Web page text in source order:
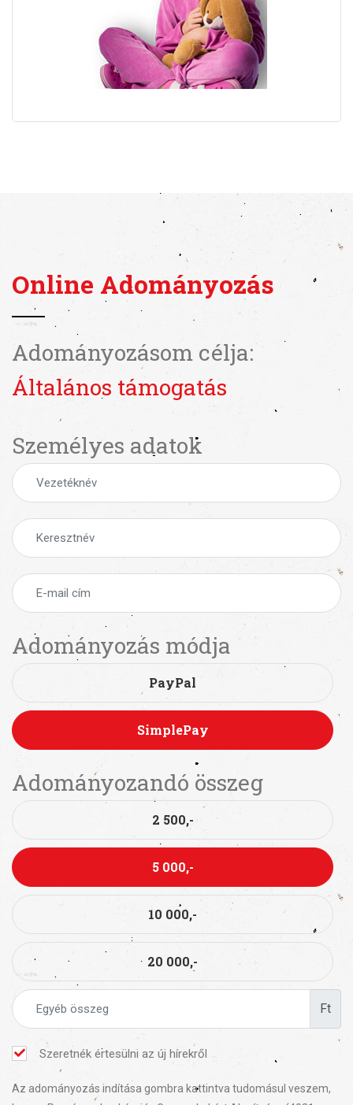
Online Adományozás
Adományozásom célja:
Általános támogatás
Személyes adatok
Adományozás módja
PayPal
SimplePay
Adományozandó összeg
2 500,-
5 000,-
10 000,-
20 000,-
Ft
Szeretnék értesülni az új hírekről
Az adományozás indítása gombra kattintva tudomásul veszem,